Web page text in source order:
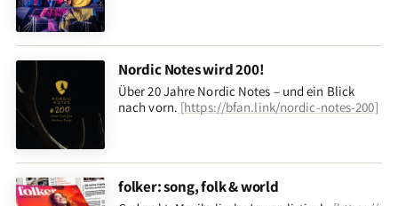
Nordic Notes wird 200!
Über 20 Jahre Nordic Notes – und ein Blick
nach vorn. [https://bfan.link/nordic-notes-200]
folker: song, folk & world